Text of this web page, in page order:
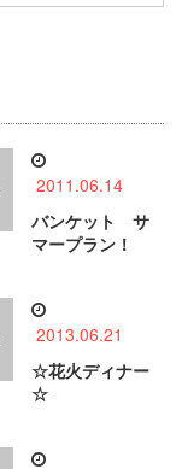
2011.06.14
バンケット サ
マープラン！
2013.06.21
☆花火ディナー
☆